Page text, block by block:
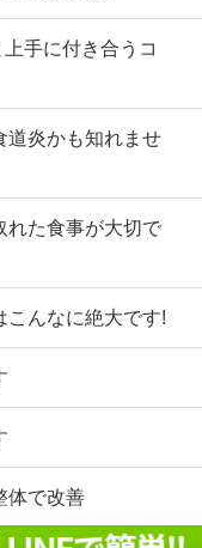
手に付き合うコ
道炎かも知れませ
れた食事が大切で
こんなに絶大です!
体で改善